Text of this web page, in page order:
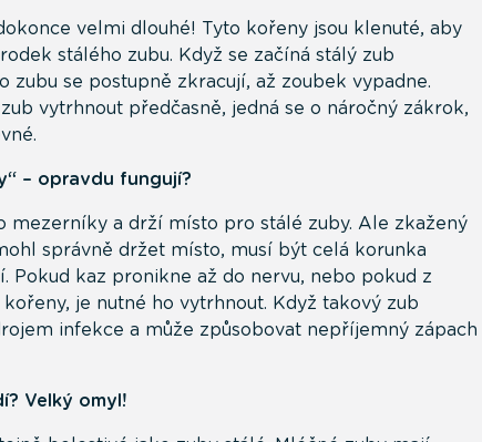
velmi dlouhé! Tyto kořeny jsou klenuté, aby
stálého zubu. Když se začíná stálý zub
zubu se postupně zkracují, až zoubek vypadne.
vytrhnout předčasně, jedná se o náročný zákrok,
– opravdu fungují?
mezerníky a drží místo pro stálé zuby. Ale zkažený
správně držet místo, musí být celá korunka
Pokud kaz pronikne až do nervu, nebo pokud z
je nutné ho vytrhnout. Když takový zub
infekce a může způsobovat nepříjemný zápach
Velký omyl!